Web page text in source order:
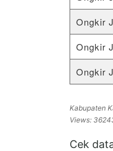
Ongkir
Ongkir
Ongkir
Kabupaten
Views:
Cek